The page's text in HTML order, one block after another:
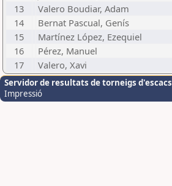
13
Valero Boudiar, Adam
14
Bernat Pascual, Genís
15
Martínez López, Ezequiel
16
Pérez, Manuel
17
Valero, Xavi
Servidor de resultats de torneigs d'escacs
Impressió